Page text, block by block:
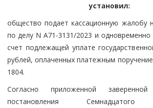
установил:
общество подает кассационную жалобу
по делу N А71-3131/2023 и одновременно
счет подлежащей уплате
рублей, оплаченных платежным
1804.
Согласно приложенной
постановления Семнадцатого